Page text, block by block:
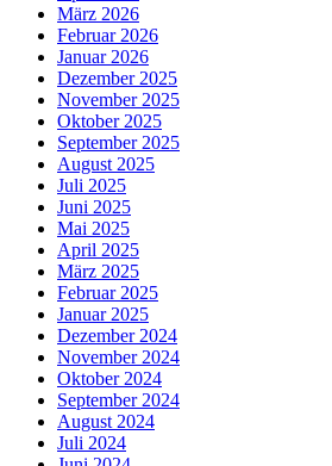
März 2026
Februar 2026
Januar 2026
Dezember 2025
November 2025
Oktober 2025
September 2025
August 2025
Juli 2025
Juni 2025
Mai 2025
April 2025
März 2025
Februar 2025
Januar 2025
Dezember 2024
November 2024
Oktober 2024
September 2024
August 2024
Juli 2024